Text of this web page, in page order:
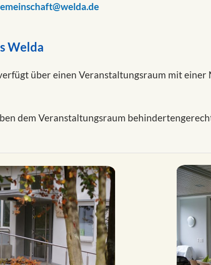
Welda
über einen Veranstaltungsraum mit
dem Veranstaltungsraum